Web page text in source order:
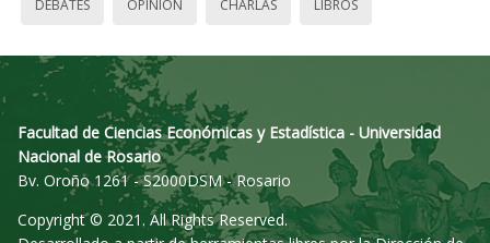
DEBATES OPINIÓN CHARLAS LIBROS
Facultad de Ciencias Económicas y Estadística - Universidad
Nacional de Rosario
Bv. Oroño 1261 - S2000DSM - Rosario
Copyright © 2021. All Rights Reserved.